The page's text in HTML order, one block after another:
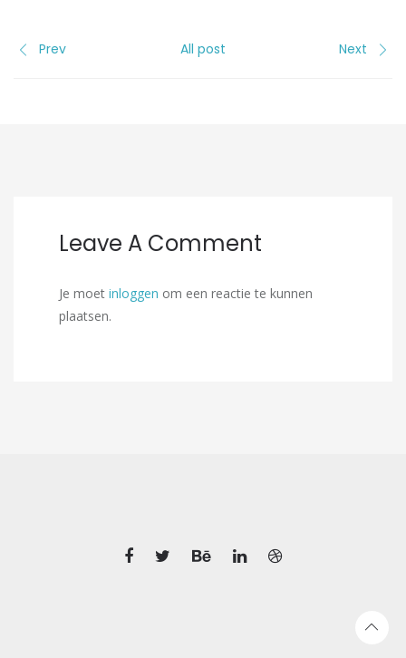
Prev All post Next
Leave A Comment
Je moet inloggen om een reactie te kunnen
plaatsen.